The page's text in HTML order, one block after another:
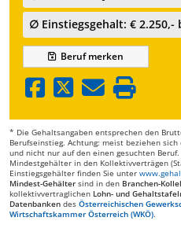
∅ Einstiegsgehalt: € 2.250,-
Berufmerken
* Die Gehaltsangaben entsprechen den
Berufseinstieg. Achtung: meist beziehen
und nicht nur auf den einen gesuchten
Mindestgehälter in den Kollektivverträgen
Einstiegsgehälter finden Sie unter
Mindest-Gehälter sind in den Branchen-
kollektivvertraglichen Lohn- und
Datenbanken des Österreichischen
Wirtschaftskammer Österreich (WKÖ).